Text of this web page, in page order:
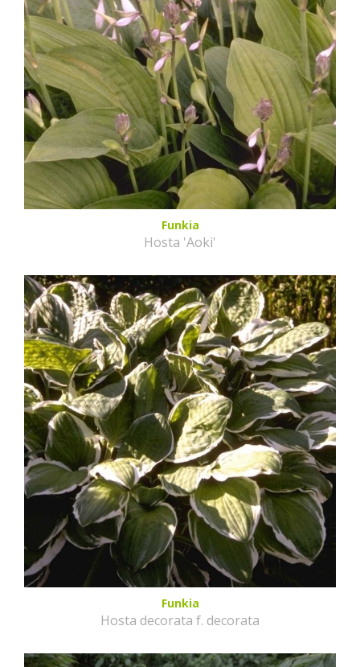
Funkia
Hosta 'Aoki'
Funkia
Hosta decorata f. decorata